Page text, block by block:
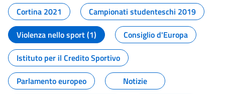
Cortina 2021
Campionati studenteschi 2019
Violenza nello sport (1)
Consiglio d'Europa
Istituto per il Credito Sportivo
Parlamento europeo
Notizie